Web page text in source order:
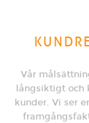
Vår
långsiktigt och
kunder. Vi ser